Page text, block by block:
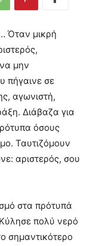
Όταν μικρή
μην
πήγαινε σε
αγωνιστή,
Διάβαζα για
όσους
Ταυτιζόμουν
αριστερός, σου
στα πρότυπά
πολύ νερό
σημαντικότερο